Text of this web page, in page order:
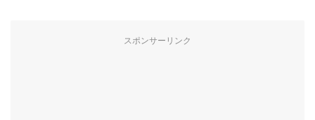
スポンサーリンク